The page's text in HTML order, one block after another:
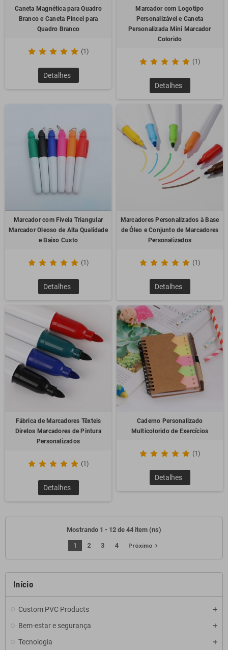
Início
Custom PVC Products
Bem-estar e segurança
Tecnologia
Caneta Magnética para Quadro
Branco e Caneta Pincel para
Quadro Branco
(1)
Detalhes
Marcador com Logotipo
Personalizável e Caneta
Personalizada Mini Marcador
Colorido
(1)
Detalhes
Marcador com Fivela Triangular
Marcador Oleoso de Alta Qualidade
e Baixo Custo
(1)
Detalhes
Marcadores Personalizados à Base
de Óleo e Conjunto de Marcadores
Personalizados
(1)
Detalhes
Fábrica de Marcadores Têxteis
Diretos Marcadores de Pintura
Personalizados
(1)
Detalhes
Caderno Personalizado
Multicolorido de Exercícios
(1)
Detalhes
Mostrando 1 - 12 de 44 item (ns)
1 2 3 4 Próximo navigate_next